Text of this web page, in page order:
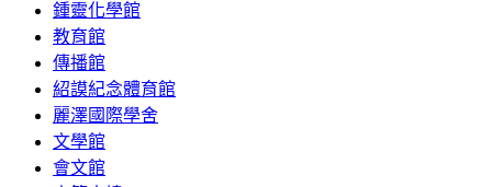
鍾靈化學館
教育館
傳播館
紹謨紀念體育館
麗澤國際學舍
文學館
會文館